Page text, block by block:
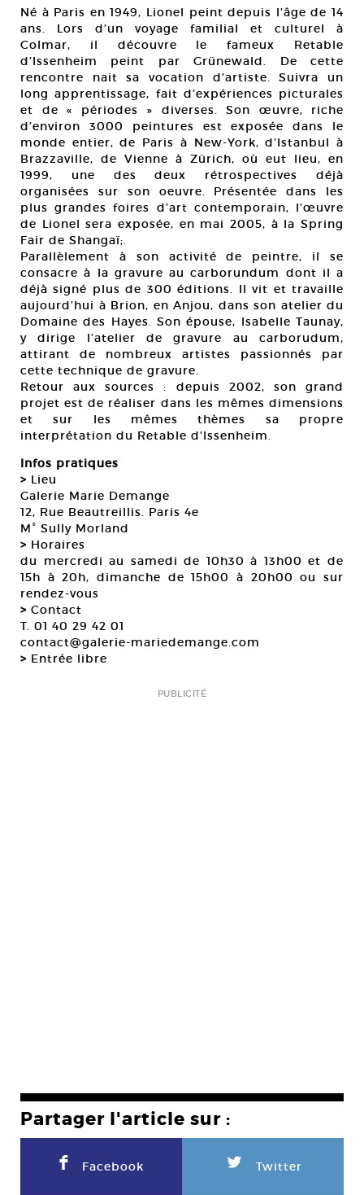
Né à Paris en 1949, Lionel peint depuis l’âge de 14
ans. Lors d’un voyage familial et culturel à
Colmar, il découvre le fameux Retable
d’Issenheim peint par Grünewald. De cette
rencontre nait sa vocation d’artiste. Suivra un
long apprentissage, fait d’expériences picturales
et de « périodes » diverses. Son œuvre, riche
d’environ 3000 peintures est exposée dans le
monde entier, de Paris à New-York, d’Istanbul à
Brazzaville, de Vienne à Zürich, où eut lieu, en
1999, une des deux rétrospectives déjà
organisées sur son oeuvre. Présentée dans les
plus grandes foires d’art contemporain, l’œuvre
de Lionel sera exposée, en mai 2005, à la Spring
Fair de Shangaï;.
Parallèlement à son activité de peintre, il se
consacre à la gravure au carborundum dont il a
déjà signé plus de 300 éditions. Il vit et travaille
aujourd’hui à Brion, en Anjou, dans son atelier du
Domaine des Hayes. Son épouse, Isabelle Taunay,
y dirige l’atelier de gravure au carborudum,
attirant de nombreux artistes passionnés par
cette technique de gravure.
Retour aux sources : depuis 2002, son grand
projet est de réaliser dans les mêmes dimensions
et sur les mêmes thèmes sa propre
interprétation du Retable d’Issenheim.
Infos pratiques
> Lieu
Galerie Marie Demange
12, Rue Beautreillis. Paris 4e
M° Sully Morland
> Horaires
du mercredi au samedi de 10h30 à 13h00 et de
15h à 20h, dimanche de 15h00 à 20h00 ou sur
rendez-vous
> Contact
T. 01 40 29 42 01
contact@galerie-mariedemange.com
> Entrée libre
PUBLICITÉ
Partager l'article sur :
F Facebook L Twitter